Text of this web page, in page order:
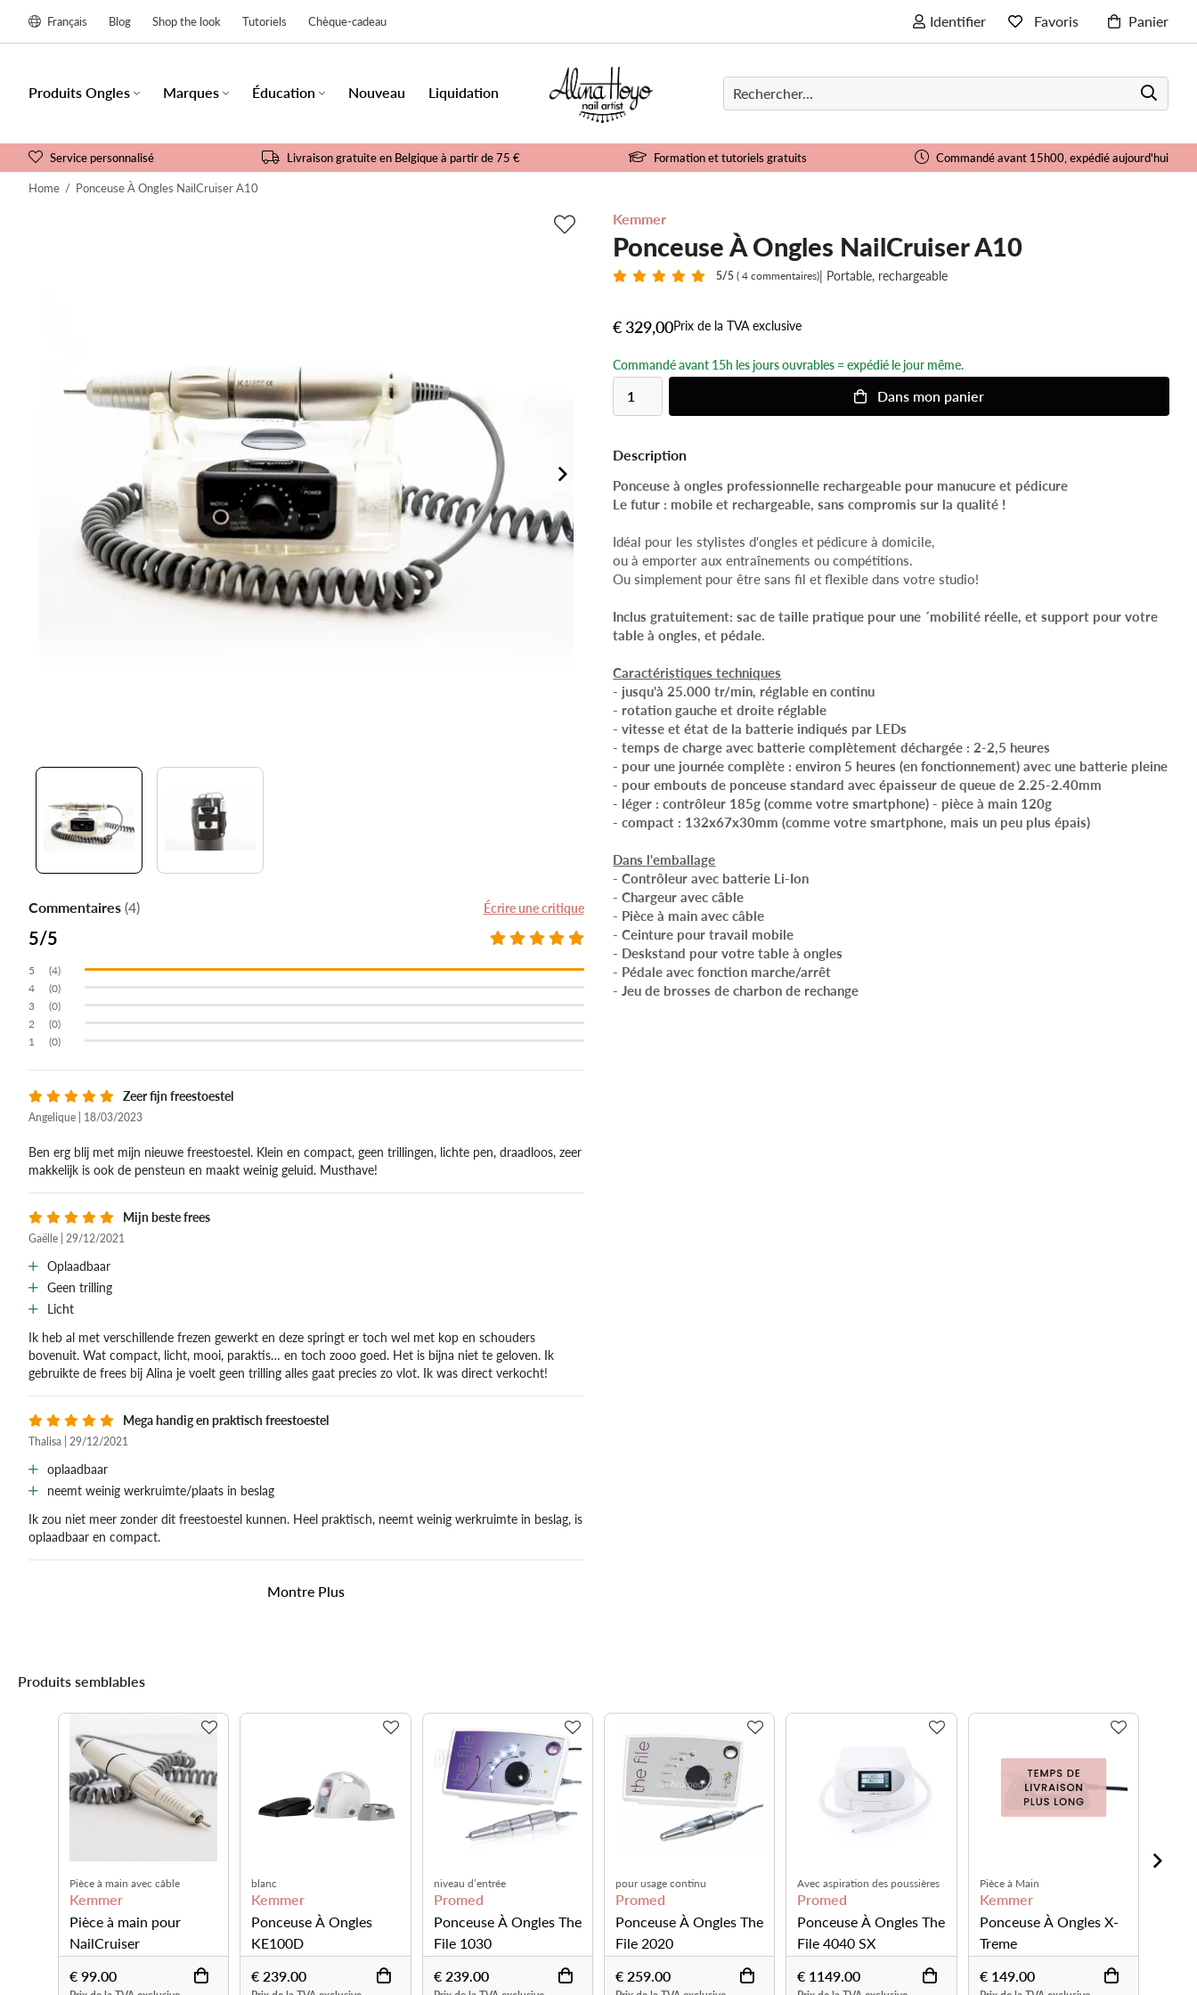
Français Blog Shop the look Tutoriels Chèque-cadeau Identifier Favoris Panier
Produits Ongles Marques Éducation Nouveau Liquidation
Service personnalisé Livraison gratuite en Belgique à partir de 75 € Formation et tutoriels gratuits
Commandé avant 15h00, expédié aujourd'hui
Home / Ponceuse À Ongles NailCruiser A10
Commentaires(4) Écrire une critique
5
(4)
(0)
(0)
(0)
(0)
Zeer fijn freestoestel
Angelique | 18/03/2023
Ben erg blij met mijn nieuwe freestoestel. Klein en compact, geen trillingen, lichte pen, draadloos, zeer
makkelijk is ook de pensteun en maakt weinig geluid. Musthave!
Mijn beste frees
Gaëlle | 29/12/2021
Oplaadbaar
Geen trilling
Licht
Ik heb al met verschillende frezen gewerkt en deze springt er toch wel met kop en schouders
bovenuit. Wat compact, licht, mooi, paraktis… en toch zooo goed. Het is bijna niet te geloven. Ik
gebruikte de frees bij Alina je voelt geen trilling alles gaat precies zo vlot. Ik was direct verkocht!
Mega handig en praktisch freestoestel
Thalisa | 29/12/2021
oplaadbaar
neemt weinig werkruimte/plaats in beslag
Ik zou niet meer zonder dit freestoestel kunnen. Heel praktisch, neemt weinig werkruimte in beslag, is
oplaadbaar en compact.
Montre Plus
Kemmer
Ponceuse À Ongles NailCruiser A10
5/5( 4 commentaires)| Portable, rechargeable
€ 329,00Prix de la TVA exclusive
Commandé avant 15h les jours ouvrables = expédié le jour même.
Dans mon panier
Description
Ponceuse à ongles professionnelle rechargeable pour manucure et pédicure
Le futur : mobile et rechargeable, sans compromis sur la qualité !
Idéal pour les stylistes d'ongles et pédicure à domicile,
ou à emporter aux entraînements ou compétitions.
Ou simplement pour être sans fil et flexible dans votre studio!
Inclus gratuitement: sac de taille pratique pour une ´mobilité réelle, et support pour votre
table à ongles, et pédale.
Caractéristiques techniques
- jusqu'à 25.000 tr/min, réglable en continu
- rotation gauche et droite réglable
- vitesse et état de la batterie indiqués par LEDs
- temps de charge avec batterie complètement déchargée : 2-2,5 heures
- pour une journée complète : environ 5 heures (en fonctionnement) avec une batterie pleine
- pour embouts de ponceuse standard avec épaisseur de queue de 2.25-2.40mm
- léger : contrôleur 185g (comme votre smartphone) - pièce à main 120g
- compact : 132x67x30mm (comme votre smartphone, mais un peu plus épais)
Dans l'emballage
- Contrôleur avec batterie Li-Ion
- Chargeur avec câble
- Pièce à main avec câble
- Ceinture pour travail mobile
- Deskstand pour votre table à ongles
- Pédale avec fonction marche/arrêt
- Jeu de brosses de charbon de rechange
Produits semblables
Pièce à main avec câble
Kemmer
Pièce à main pour
NailCruiser
€ 99.00
Kemmer
Ponceuse À Ongles
KE100D
€ 239.00
niveau d’entrée
Promed
Ponceuse À Ongles The
File 1030
€ 239.00
pour usage continu
Promed
Ponceuse À Ongles The
File 2020
€ 259.00
Avec aspiration des poussières
Promed
Ponceuse À Ongles The
File 4040 SX
€ 1149.00
Pièce à Main
Kemmer
Ponceuse À Ongles X-
Treme
€ 149.00